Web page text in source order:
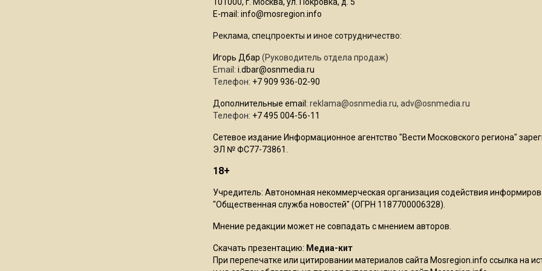
E-mail: info@mosregion.info
Реклама, спецпроекты и иное сотрудничество:
Игорь Дбар (Руководитель отдела продаж)
Email: i.dbar@osnmedia.ru
Телефон: +7 909 936-02-90
Дополнительные email: reklama@osnmedia.ru, adv@osnmedia.ru
Телефон: +7 495 004-56-11
Сетевое издание Информационное агентство "Вести Московского региона"
ЭЛ № ФС77-73861.
18+
Учредитель: Автономная некоммерческая организация содействия
"Общественная служба новостей" (ОГРН 1187700006328).
Мнение редакции может не совпадать с мнением авторов.
Скачать презентацию: Медиа-кит
При перепечатке или цитировании материалов сайта Mosregion.info ссылка на